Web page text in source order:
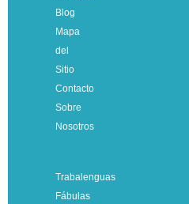
Blog
Mapa
del
Sitio
Contacto
Sobre
Nosotros
Trabalenguas
Fábulas